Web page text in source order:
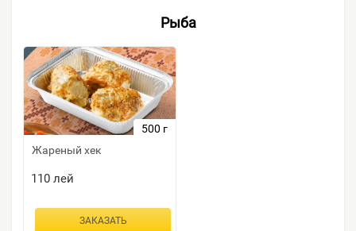
Рыба
500 г
Жареный хек
110лей
ЗАКАЗАТЬ